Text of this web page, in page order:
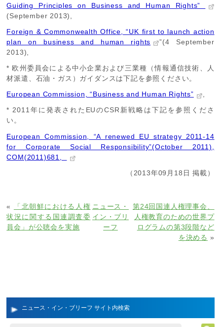
ニュース・イン・ブリーフ サイト内検索
Guiding Principles on Business and Human Rights”
(September 2013),
Foreign & Commonwealth Office, “UK first to launch action
plan on business and human rights
”(4 September
2013),
* 欧州委員会による中小企業および三業種（情報通信技術、人
材派遣、石油・ガス）ガイダンスは下記を参照ください。
European Commission, “Business and Human Rights” ,
* 2011年に発表されたEUのCSR新戦略は下記を参照くださ
い。
European Commission, “A renewed EU strategy 2011-14
for Corporate Social Responsibility”(October 2011),
COM(2011)681,
（2013年09月18日 掲載）
«
「北朝鮮における人権
状況に関する国連調査委
員会」が公聴会を実施
第24回国連人権理事会、
人権教育のための世界プ
ログラムの第3段階など
を決める »
ニュース・
イン・ブリ
ーフ